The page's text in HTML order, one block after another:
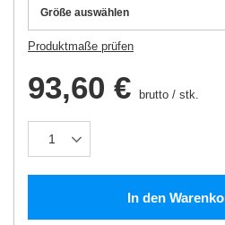
Größe auswählen
Produktmaße prüfen
93,60 € brutto / stk.
In den